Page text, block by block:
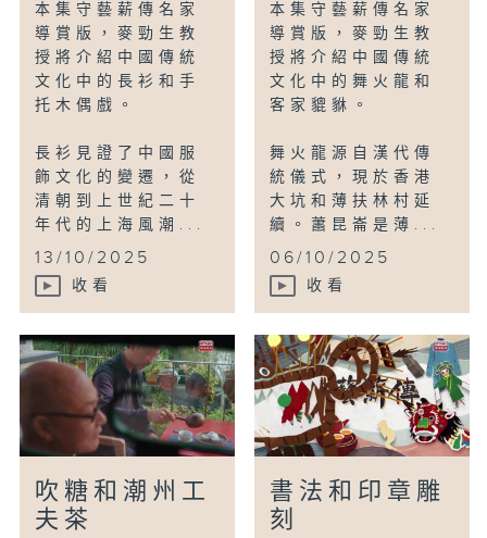
本集守藝薪傳名家
導賞版，麥勁生教
授將介紹中國傳統
文化中的長衫和手
托木偶戲。
長衫見證了中國服
飾文化的變遷，從
清朝到上世紀二十
年代的上海風潮...
13/10/2025
收看
本集守藝薪傳名家
導賞版，麥勁生教
授將介紹中國傳統
文化中的舞火龍和
客家貔貅。
舞火龍源自漢代傳
統儀式，現於香港
大坑和薄扶林村延
續。蕭昆崙是薄...
06/10/2025
收看
吹糖和潮州工
夫茶
書法和印章雕
刻